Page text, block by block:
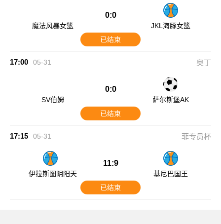
魔法风暴女篮
0:0
JKL海豚女篮
已结束
17:00 05-31 奥丁
SV伯姆
0:0
萨尔斯堡AK
已结束
17:15 05-31 菲专员杯
伊拉斯图阴阳天
11:9
基尼巴国王
已结束